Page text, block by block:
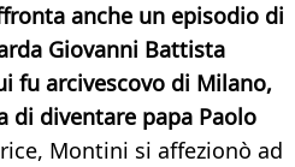
anche un episodio di
Giovanni Battista
fu arcivescovo di Milano,
di diventare papa Paolo
Montini si affezionò ad